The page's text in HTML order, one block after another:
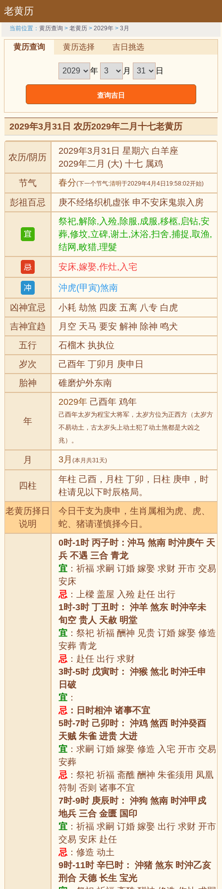
老黄历
当前位置：黄历查询 >老黄历 >2029年 >3月
黄历查询 黄历选择 吉日挑选
年 月 日
2029年3月31日 农历2029年二月十七老黄历
农历/阴历
2029年3月31日 星期六 白羊座
2029年二月 (大) 十七 属鸡
节气
春分(下一个节气:清明于2029年4月4日19:58:02开始)
彭祖百忌
庚不经络织机虚张 申不安床鬼祟入房
祭祀,解除,入殓,除服,成服,移柩,启钻,安
葬,修坟,立碑,谢土,沐浴,扫舍,捕捉,取渔,
结网,畋猎,理髮
安床,嫁娶,作灶,入宅
沖虎(甲寅)煞南
凶神宜忌
小耗 劫煞 四废 五离 八专 白虎
吉神宜趋
月空 天马 要安 解神 除神 鸣犬
五行
石榴木 执执位
岁次
己酉年 丁卯月 庚申日
胎神
碓磨炉外东南
年
2029年 己酉年 鸡年
己酉年太岁为程宝大将军，太岁方位为正西方（太岁方
不易动土，古太岁头上动土犯了动土煞都是大凶之
兆）。
月 3月(本月共31天)
四柱
年柱 己酉，月柱 丁卯，日柱 庚申，时
柱请见以下时辰格局。
老黄历择日
说明
今日干支为庚申，生肖属相为虎、虎、
蛇、猪请谨慎择今日。
0时-1时 丙子时：沖马 煞南 时沖庚午 天
兵 不遇 三合 青龙
宜 ：祈福 求嗣 订婚 嫁娶 求财 开市 交易
安床
忌 ：上樑 盖屋 入殓 赴任 出行
1时-3时 丁丑时： 沖羊 煞东 时沖辛未
旬空 贵人 天赦 明堂
宜 ：祭祀 祈福 酬神 见贵 订婚 嫁娶 修造
安葬 青龙
忌 ：赴任 出行 求财
3时-5时 戊寅时： 沖猴 煞北 时沖壬申
日破
宜 ：
忌 ：日时相沖 诸事不宜
5时-7时 己卯时： 沖鸡 煞西 时沖癸酉
天贼 朱雀 进贵 大进
宜 ：求嗣 订婚 嫁娶 修造 入宅 开市 交易
安葬
忌 ：祭祀 祈福 斋醮 酬神 朱雀须用 凤凰
符制 否则 诸事不宜
7时-9时 庚辰时： 沖狗 煞南 时沖甲戍
地兵 三合 金匮 国印
宜 ：祈福 求嗣 订婚 嫁娶 出行 求财 开市
交易 安床 赴任
忌 ：修造 动土
9时-11时 辛巳时： 沖猪 煞东 时沖乙亥
刑合 天德 长生 宝光